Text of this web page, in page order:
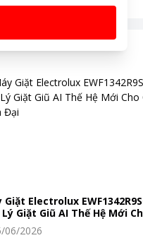
Giặt Electrolux
Giặt Giũ AI Thế Hệ Mới
Hiện Đại
06/2026